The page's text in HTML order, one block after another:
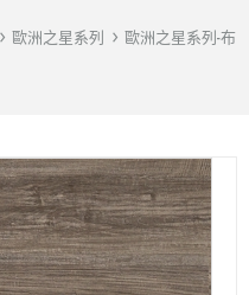
歐洲之星系列
歐洲之星系列-布